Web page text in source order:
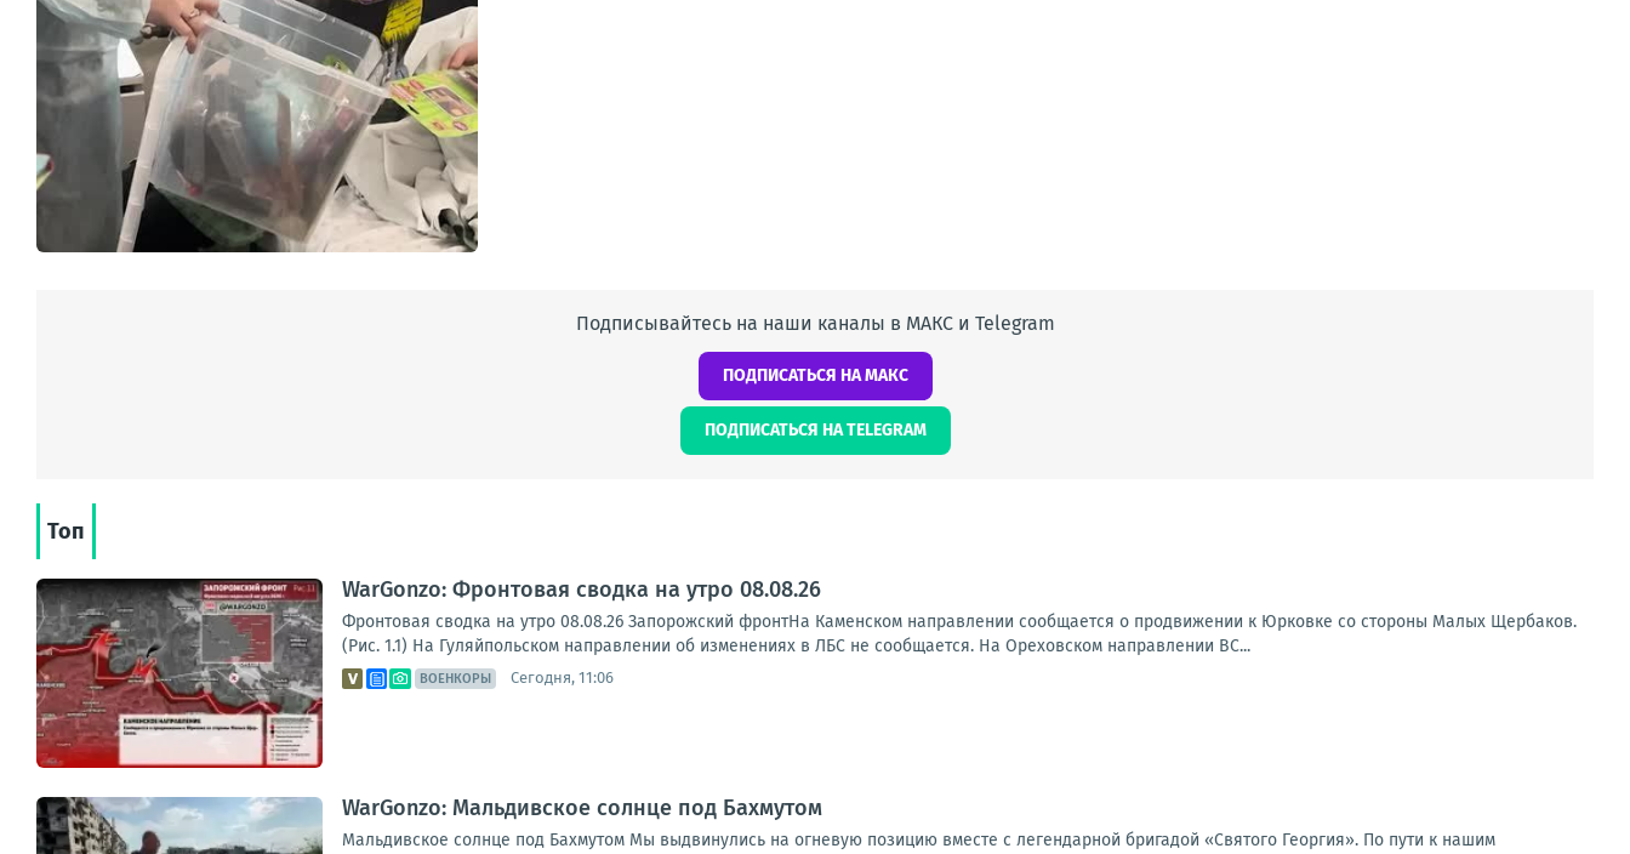
Подписывайтесь на наши каналы в МАКС и Telegram
ПОДПИСАТЬСЯ НА МАКС
ПОДПИСАТЬСЯ НА TELEGRAM
Топ
WarGonzo: Фронтовая сводка на утро 08.08.26
Фронтовая сводка на утро 08.08.26 Запорожский фронтНа Каменском направлении сообщается о продвижении к Юрковке со стороны Малых Щербаков.
(Рис. 1.1) На Гуляйпольском направлении об изменениях в ЛБС не сообщается. На Ореховском направлении ВС...
ВОЕНКОРЫ Сегодня, 11:06
WarGonzo: Мальдивское солнце под Бахмутом
Мальдивское солнце под Бахмутом Мы выдвинулись на огневую позицию вместе с легендарной бригадой «Святого Георгия». По пути к нашим